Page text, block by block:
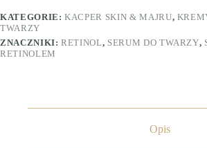
KATEGORIE:KACPER SKIN & MAJRU,
TWARZY
ZNACZNIKI:RETINOL, SERUM DO TWARZY,
RETINOLEM
Opis